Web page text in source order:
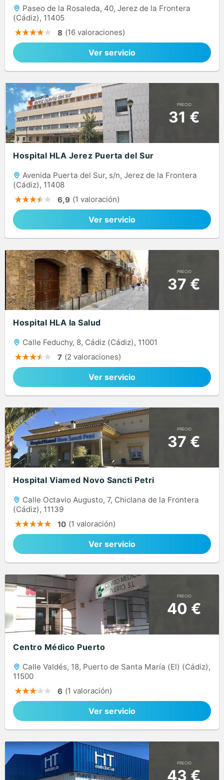
Paseo de la Rosaleda, 40, Jerez de la Frontera
(Cádiz), 11405
8 (16 valoraciones)
Ver servicio
PRECIO
31 €
Hospital HLA Jerez Puerta del Sur
Avenida Puerta del Sur, s/n, Jerez de la Frontera
(Cádiz), 11408
6,9 (1 valoración)
Ver servicio
PRECIO
37 €
Hospital HLA la Salud
Calle Feduchy, 8, Cádiz (Cádiz), 11001
7 (2 valoraciones)
Ver servicio
PRECIO
37 €
Hospital Viamed Novo Sancti Petri
Calle Octavio Augusto, 7, Chiclana de la Frontera
(Cádiz), 11139
10 (1 valoración)
Ver servicio
PRECIO
40 €
Centro Médico Puerto
Calle Valdés, 18, Puerto de Santa María (El) (Cádiz),
11500
6 (1 valoración)
Ver servicio
PRECIO
43 €